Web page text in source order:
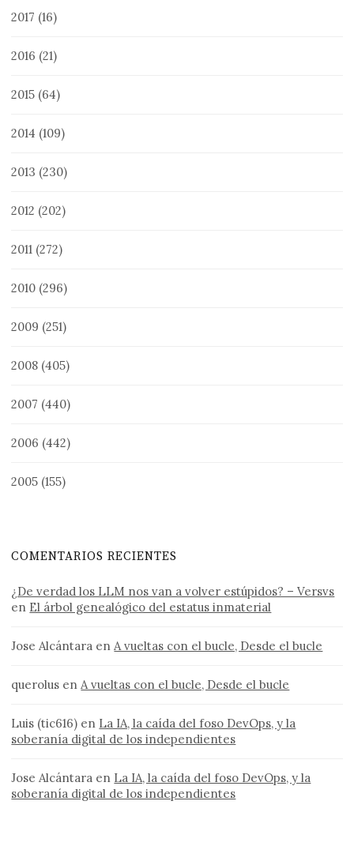
2017 (16)
2016 (21)
2015 (64)
2014 (109)
2013 (230)
2012 (202)
2011 (272)
2010 (296)
2009 (251)
2008 (405)
2007 (440)
2006 (442)
2005 (155)
COMENTARIOS RECIENTES
¿De verdad los LLM nos van a volver estúpidos? – Versvs
en El árbol genealógico del estatus inmaterial
Jose Alcántara en A vueltas con el bucle, Desde el bucle
querolus en A vueltas con el bucle, Desde el bucle
Luis (tic616) en La IA, la caída del foso DevOps, y la
soberanía digital de los independientes
Jose Alcántara en La IA, la caída del foso DevOps, y la
soberanía digital de los independientes